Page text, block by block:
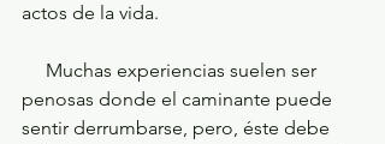
actos de la vida.
penosas donde el caminante puede
sentir derrumbarse, pero, éste debe